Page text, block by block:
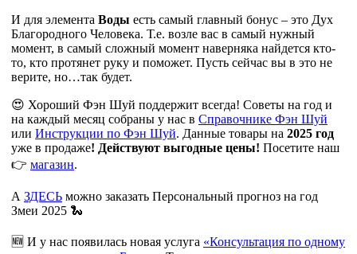
И для элемента Воды есть самый главный бонус – это Дух
Благородного Человека. Т.е. возле вас в самый нужный
момент, в самый сложный момент наверняка найдется кто-
то, кто протянет руку и поможет. Пусть сейчас вы в это не
верите, но…так будет.
😍 Хороший Фэн Шуй поддержит всегда! Советы на год и
на каждый месяц собраны у нас в Справочнике Фэн Шуй
или Инструкции по Фэн Шуй. Данные товары на 2025 год
уже в продаже! Действуют выгодные цены! Посетите наш
👉 магазин.
А ЗДЕСЬ можно заказать Персональный прогноз на год
Змеи 2025 🐍
🆕 И у нас появилась новая услуга «Консультация по одному